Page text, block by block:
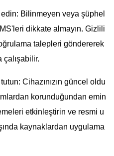
Bilinmeyen veya şüphel
dikkate almayın. Gizlili
talepleri göndererek
çalışabilir.
Cihazınızın güncel oldu
korunduğundan emin
etkinleştirin ve resmi u
kaynaklardan uygulama